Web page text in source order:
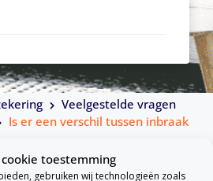
toestemming
gebruiken wij technologieën zoals
Veelgestelde vragen
Is er een verschil tussen inbraak